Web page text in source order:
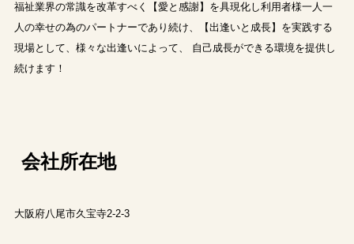
福祉業界の常識を改革すべく【愛と感謝】を具現化し利用者様一人一
人の幸せの為のパートナーであり続け、【出逢いと成長】を実践する
現場として、様々な出逢いによって、 自己成長ができる環境を提供し
続けます！
会社所在地
大阪府八尾市久宝寺2-2-3